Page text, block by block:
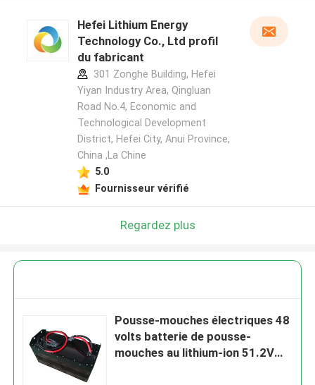
Hefei Lithium Energy
Technology Co., Ltd profil
du fabricant
301 Zonghe Building, Hefei
Yiyan Industry Area, Qingluan
Road No.4, Economic and
Technological Development
District, Hefei City, Anui Province,
China ,La Chine
5.0
Fournisseur vérifié
Regardez plus
Pousse-mouches électriques 48
volts batterie de pousse-
mouches au lithium-ion 51.2V